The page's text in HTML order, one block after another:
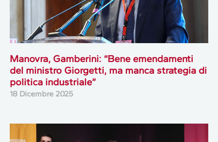
Manovra, Gamberini: “Bene emendamenti
del ministro Giorgetti, ma manca strategia di
politica industriale”
18 Dicembre 2025